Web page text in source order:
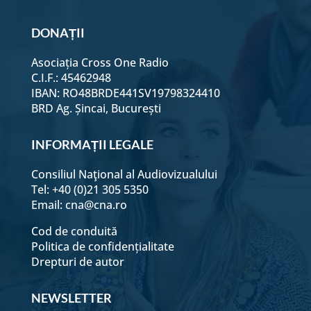
DONAȚII
Asociația Cross One Radio
C.I.F.: 45462948
IBAN: RO48BRDE441SV19798324410
BRD Ag. Șincai, București
INFORMAȚII LEGALE
Consiliul Naţional al Audiovizualului
Tel: +40 (0)21 305 5350
Email: cna@cna.ro
Cod de conduită
Politica de confidențialitate
Drepturi de autor
NEWSLETTER